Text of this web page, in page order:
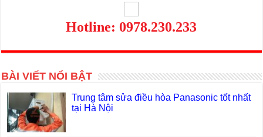
Hotline: 0978.230.233
BÀI VIẾT NỔI BẬT
Trung tâm sửa điều hòa Panasonic tốt nhất
tại Hà Nội